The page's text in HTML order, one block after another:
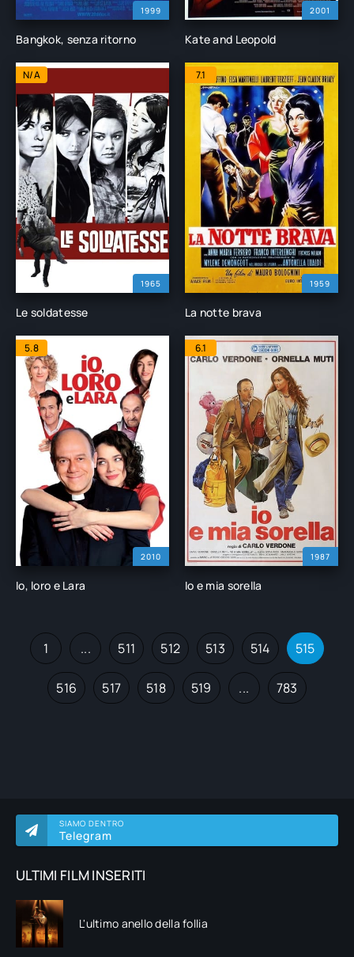
SIAMO DENTRO
Telegram
ULTIMI FILM INSERITI
L'ultimo anello della follia
1999
Bangkok, senza ritorno
2001
Kate and Leopold
1965
N/A
Le soldatesse
1959
7.1
La notte brava
2010
5.8
Io, loro e Lara
1987
6.1
Io e mia sorella
1 ... 511 512 513 514 515
516 517 518 519 ... 783